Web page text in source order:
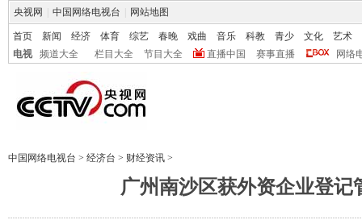
央视网 中国网络电视台 网站地图
首页 新闻 经济 体育 综艺 春晚 戏曲 音乐 科教 青少 文化
艺术
电视
频道大全 栏目大全 节目大全 直播中国 赛事直播 网络
中国网络电视台 > 经济台 > 财经资讯 >
广州南沙区获外资企业登记